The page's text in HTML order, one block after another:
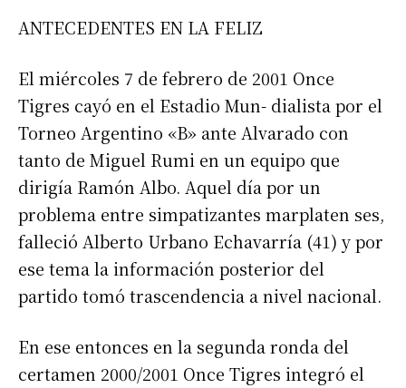
ANTECEDENTES EN LA FELIZ
El miércoles 7 de febrero de 2001 Once
Tigres cayó en el Estadio Mun- dialista por el
Torneo Argentino «B» ante Alvarado con
tanto de Miguel Rumi en un equipo que
dirigía Ramón Albo. Aquel día por un
problema entre simpatizantes marplaten ses,
falleció Alberto Urbano Echavarría (41) y por
ese tema la información posterior del
partido tomó trascendencia a nivel nacional.
En ese entonces en la segunda ronda del
certamen 2000/2001 Once Tigres integró el